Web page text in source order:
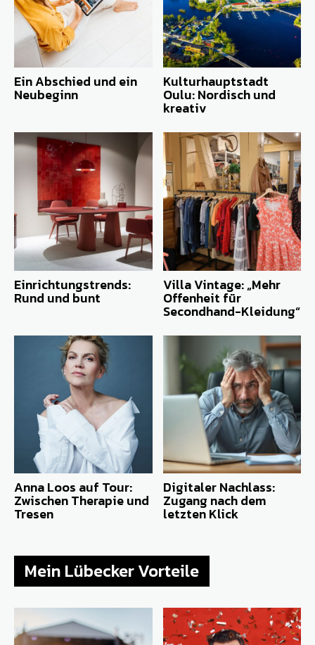
Ein Abschied und ein
Neubeginn
Kulturhauptstadt
Oulu: Nordisch und
kreativ
Einrichtungstrends:
Rund und bunt
Villa Vintage: „Mehr
Offenheit für
Secondhand-Kleidung“
Anna Loos auf Tour:
Zwischen Therapie und
Tresen
Digitaler Nachlass:
Zugang nach dem
letzten Klick
Mein Lübecker Vorteile